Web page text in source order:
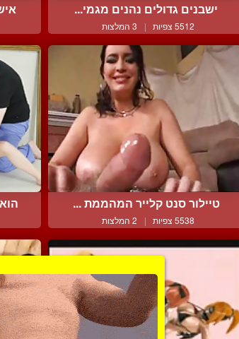
ישבנים גדולים נהנים מגמי...
5512 צפיות | 3 המלצות
טיילור סנט קלייר המהממת ...
5538 צפיות | 2 המלצות